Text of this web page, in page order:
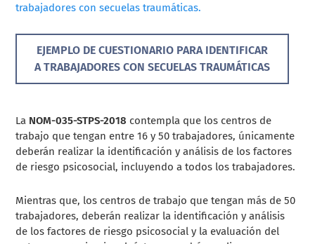
trabajadores con secuelas traumáticas.
EJEMPLO DE CUESTIONARIO PARA IDENTIFICAR
A TRABAJADORES CON SECUELAS TRAUMÁTICAS
La NOM-035-STPS-2018 contempla que los centros de
trabajo que tengan entre 16 y 50 trabajadores, únicamente
deberán realizar la identificación y análisis de los factores
de riesgo psicosocial, incluyendo a todos los trabajadores.
Mientras que, los centros de trabajo que tengan más de 50
trabajadores, deberán realizar la identificación y análisis
de los factores de riesgo psicosocial y la evaluación del